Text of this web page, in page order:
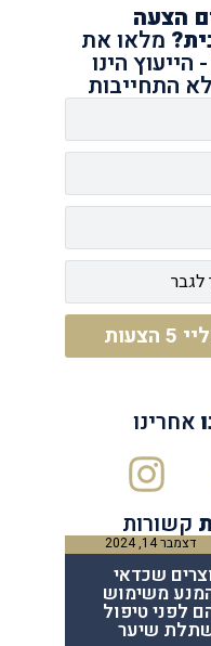
הצעה
מלאו את
הינו
התחייבות
אחרינו
קשורות
שכדאי
משימוש
לפני טיפול
שיער
דצמבר 14, 2024